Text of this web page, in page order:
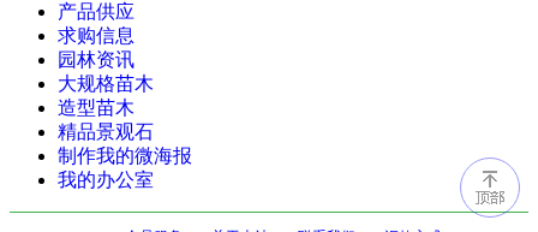
产品供应
求购信息
园林资讯
大规格苗木
造型苗木
精品景观石
制作我的微海报
我的办公室